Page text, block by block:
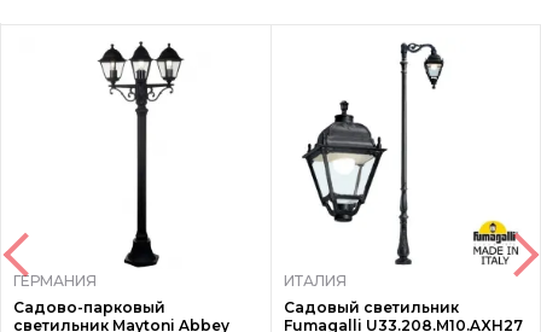
ГЕРМАНИЯ
Садово-парковый
светильник Maytoni Abbey
ИТАЛИЯ
Садовый светильник
Fumagalli U33.208.M10.AXH27